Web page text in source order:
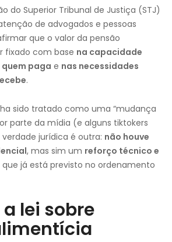
do Superior Tribunal de Justiça (STJ)
de advogados e pessoas
que o valor da pensão
fixado com base na capacidade
paga e nas necessidades
.
sido tratado como uma “mudança
parte da mídia (e alguns tiktokers
jurídica é outra: não houve
, mas sim um reforço técnico e
que já está previsto no ordenamento
a lei sobre